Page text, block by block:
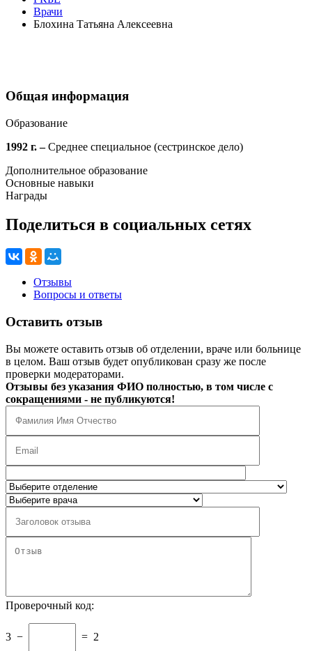
Врачи
Блохина Татьяна Алексеевна
Общая информация
Образование
1992 г. –Среднее специальное (сестринское дело)
Дополнительное образование
Основные навыки
Награды
Поделиться в социальных сетях
Отзывы
Вопросы и ответы
Оставить отзыв
Вы можете оставить отзыв об отделении, враче или больнице
в целом. Ваш отзыв будет опубликован сразу же после
проверки модераторами.
Отзывы без указания ФИО полностью, в том числе с
сокращениями - не публикуются!
Проверочный код:
3 − = 2